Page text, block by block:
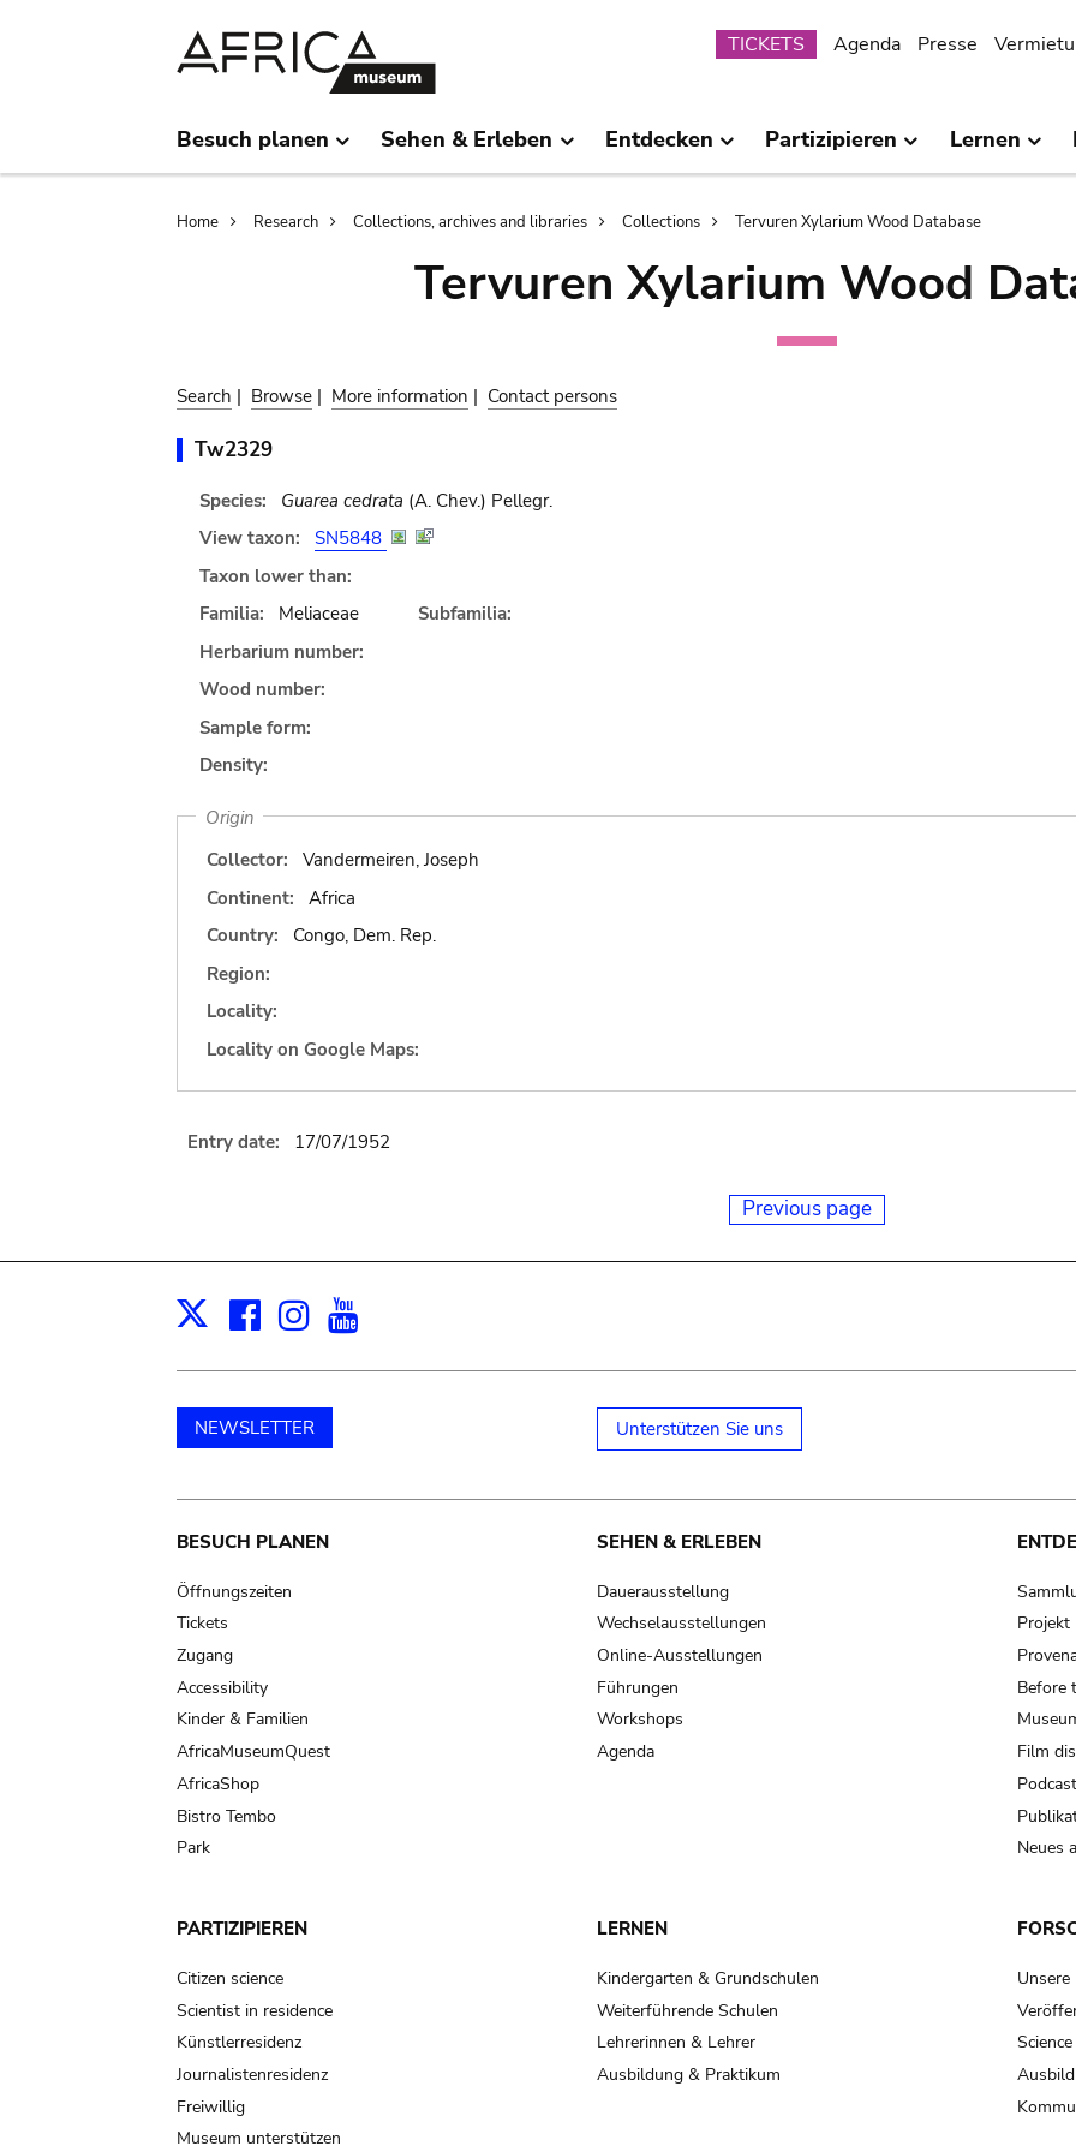
Submenu
TICKETS Agenda Presse
Besuch planen Sehen & Erleben Entdecken Partizipieren Lernen
Breadcrumb
Home Research Collections, archives and libraries Collections Tervuren Xylarium Wood Database
Tervuren Xylarium Wood
Search | Browse | More information | Contact persons
Tw2329
Species: Guarea cedrata (A. Chev.) Pellegr.
View taxon:
SN5848
Taxon lower than:
Familia:
Meliaceae
Subfamilia:
Herbarium number:
Wood number:
Sample form:
Density:
Origin
Collector:
Vandermeiren, Joseph
Continent:
Africa
Country:
Congo, Dem. Rep.
Region:
Locality:
Locality on Google Maps:
Entry date: 17/07/1952
Previous page
X Facebook
Instagram
NEWSLETTER Unterstützen Sie uns
Main
navigation
BESUCH PLANEN
Öffnungszeiten
Tickets
Zugang
Accessibility
Kinder & Familien
AfricaMuseumQuest
AfricaShop
Bistro Tembo
Park
SEHEN & ERLEBEN
Dauerausstellung
Wechselausstellungen
Online-Ausstellungen
Führungen
Workshops
Agenda
Projekt
Before
Film
Neues
PARTIZIPIEREN
Citizen science
Scientist in residence
Künstlerresidenz
Journalistenresidenz
Freiwillig
Museum unterstützen
LERNEN
Kindergarten & Grundschulen
Weiterführende Schulen
Lehrerinnen & Lehrer
Ausbildung & Praktikum